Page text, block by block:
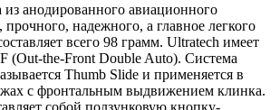
из анодированного авиационного
надежного, а главное легкого
всего 98 грамм. Ultratech имеет
(Out-the-Front Double Auto). Система
Thumb Slide и применяется в
с фронтальным выдвижением клинка.
собой ползунковую кнопку-